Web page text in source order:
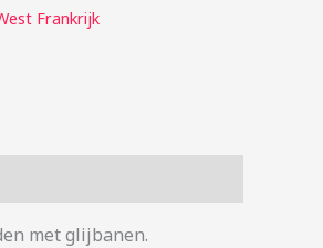
Frankrijk
met glijbanen.